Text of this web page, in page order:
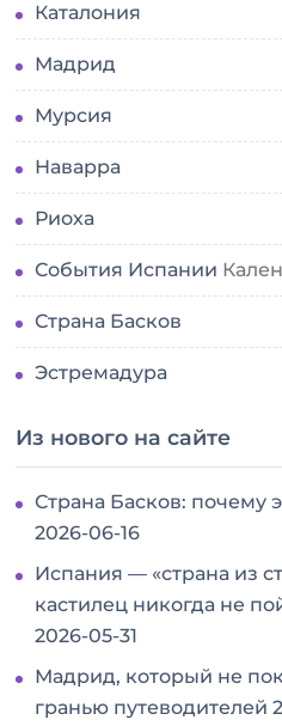
Каталония
Мадрид
Мурсия
Наварра
Риоха
События Испании
Страна Басков
Эстремадура
Из нового на сайте
Страна Басков: почему
2026-06-16
Испания — «страна из
кастилец никогда не
2026-05-31
Мадрид, который не
гранью путеводителей